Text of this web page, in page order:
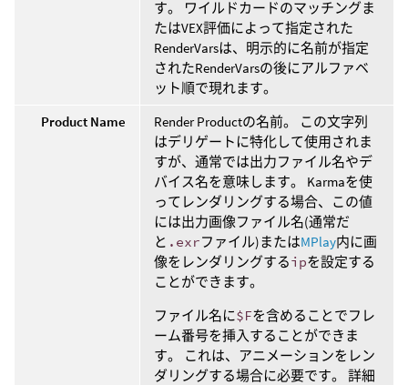
す。 ワイルドカードのマッチングま
たはVEX評価によって指定された
RenderVarsは、明示的に名前が指定
されたRenderVarsの後にアルファベ
ット順で現れます。
Product Name
Render Productの名前。 この文字列
はデリゲートに特化して使用されま
すが、通常では出力ファイル名やデ
バイス名を意味します。 Karmaを使
ってレンダリングする場合、この値
には出力画像ファイル名(通常だ
と .exrファイル)またはMPlay内に画
像をレンダリングするipを設定する
ことができます。
ファイル名に$Fを含めることでフレ
ーム番号を挿入することができま
す。 これは、アニメーションをレン
ダリングする場合に必要です。 詳細